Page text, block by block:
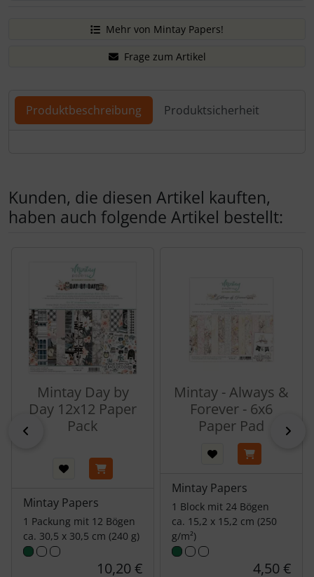
Mehr von Mintay Papers!
Frage zum Artikel
Produktbeschreibung Produktsicherheit
Kunden, die diesen Artikel kauften,
haben auch folgende Artikel bestellt:
Mintay Day by
Day 12x12 Paper
Pack
Mintay Papers
1 Packung mit 12 Bögen
ca. 30,5 x 30,5 cm (240 g)
10,20 €
Mintay - Always &
Forever - 6x6
Paper Pad
Mintay Papers
1 Block mit 24 Bögen
ca. 15,2 x 15,2 cm (250
g/m²)
4,50 €